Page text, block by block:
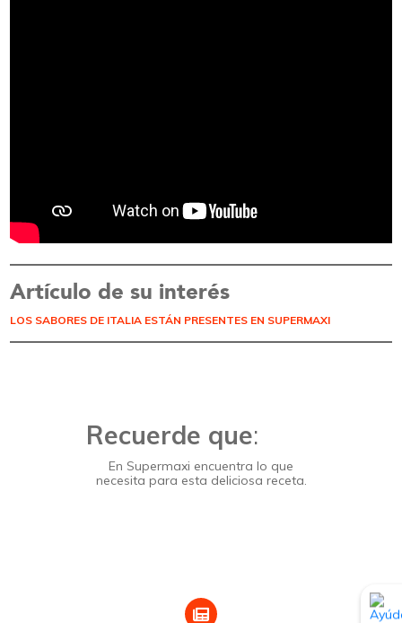
Artículo de su interés
LOS SABORES DE ITALIA ESTÁN PRESENTES EN SUPERMAXI
Recuerde que:
En Supermaxi encuentra lo que
necesita para esta deliciosa receta.